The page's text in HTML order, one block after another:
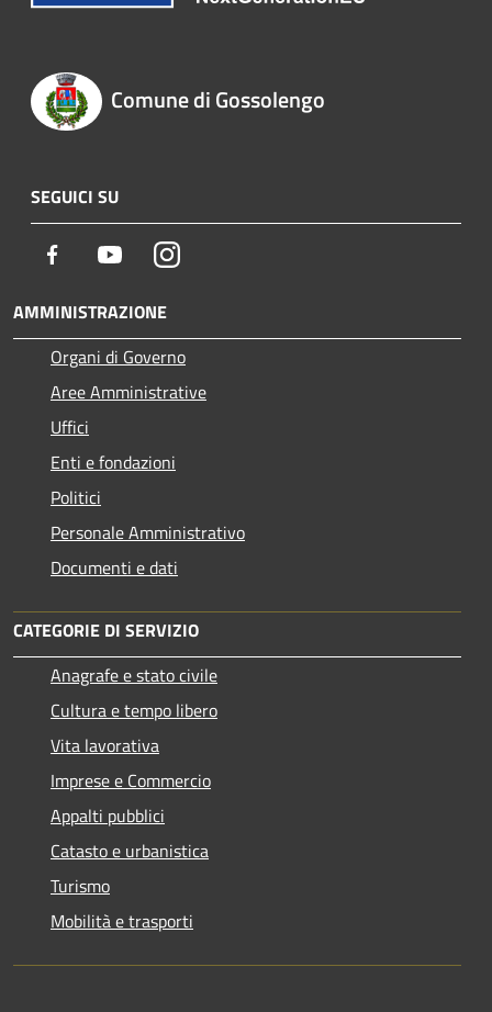
Comune di Gossolengo
SEGUICI SU
Facebook YoutubeInstagram
AMMINISTRAZIONE
Organi di Governo
Aree Amministrative
Uffici
Enti e fondazioni
Politici
Personale Amministrativo
Documenti e dati
CATEGORIE DI SERVIZIO
Anagrafe e stato civile
Cultura e tempo libero
Vita lavorativa
Imprese e Commercio
Appalti pubblici
Catasto e urbanistica
Turismo
Mobilità e trasporti